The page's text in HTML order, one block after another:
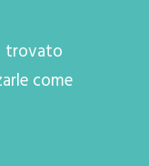
trovato
come